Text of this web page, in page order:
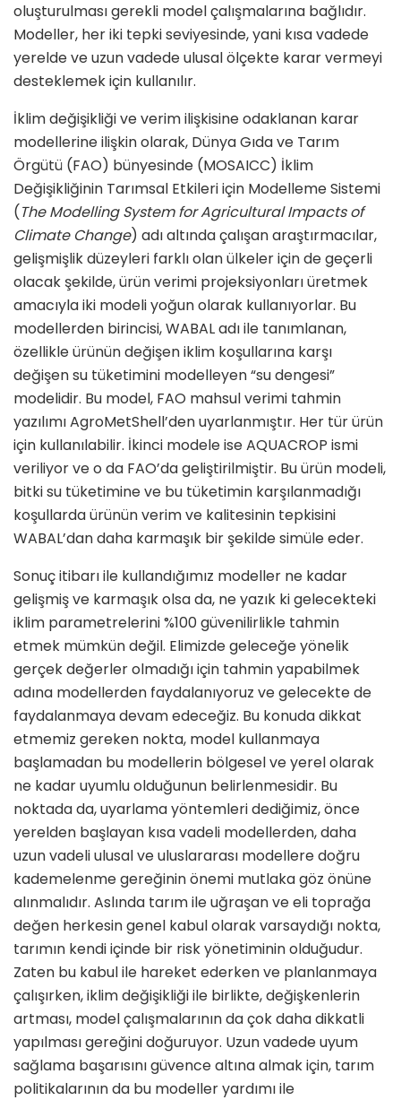
oluşturulması gerekli model çalışmalarına bağlıdır.
Modeller, her iki tepki seviyesinde, yani kısa vadede
yerelde ve uzun vadede ulusal ölçekte karar vermeyi
desteklemek için kullanılır.
İklim değişikliği ve verim ilişkisine odaklanan karar
modellerine ilişkin olarak, Dünya Gıda ve Tarım
Örgütü (FAO) bünyesinde (MOSAICC) İklim
Değişikliğinin Tarımsal Etkileri için Modelleme Sistemi
(The Modelling System for Agricultural Impacts of
Climate Change) adı altında çalışan araştırmacılar,
gelişmişlik düzeyleri farklı olan ülkeler için de geçerli
olacak şekilde, ürün verimi projeksiyonları üretmek
amacıyla iki modeli yoğun olarak kullanıyorlar. Bu
modellerden birincisi, WABAL adı ile tanımlanan,
özellikle ürünün değişen iklim koşullarına karşı
değişen su tüketimini modelleyen “su dengesi”
modelidir. Bu model, FAO mahsul verimi tahmin
yazılımı AgroMetShell’den uyarlanmıştır. Her tür ürün
için kullanılabilir. İkinci modele ise AQUACROP ismi
veriliyor ve o da FAO’da geliştirilmiştir. Bu ürün modeli,
bitki su tüketimine ve bu tüketimin karşılanmadığı
koşullarda ürünün verim ve kalitesinin tepkisini
WABAL’dan daha karmaşık bir şekilde simüle eder.
Sonuç itibarı ile kullandığımız modeller ne kadar
gelişmiş ve karmaşık olsa da, ne yazık ki gelecekteki
iklim parametrelerini %100 güvenilirlikle tahmin
etmek mümkün değil. Elimizde geleceğe yönelik
gerçek değerler olmadığı için tahmin yapabilmek
adına modellerden faydalanıyoruz ve gelecekte de
faydalanmaya devam edeceğiz. Bu konuda dikkat
etmemiz gereken nokta, model kullanmaya
başlamadan bu modellerin bölgesel ve yerel olarak
ne kadar uyumlu olduğunun belirlenmesidir. Bu
noktada da, uyarlama yöntemleri dediğimiz, önce
yerelden başlayan kısa vadeli modellerden, daha
uzun vadeli ulusal ve uluslararası modellere doğru
kademelenme gereğinin önemi mutlaka göz önüne
alınmalıdır. Aslında tarım ile uğraşan ve eli toprağa
değen herkesin genel kabul olarak varsaydığı nokta,
tarımın kendi içinde bir risk yönetiminin olduğudur.
Zaten bu kabul ile hareket ederken ve planlanmaya
çalışırken, iklim değişikliği ile birlikte, değişkenlerin
artması, model çalışmalarının da çok daha dikkatli
yapılması gereğini doğuruyor. Uzun vadede uyum
sağlama başarısını güvence altına almak için, tarım
politikalarının da bu modeller yardımı ile